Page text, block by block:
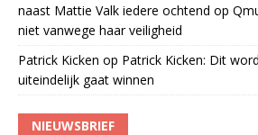
naast Mattie Valk iedere ochtend op
niet vanwege haar veiligheid
Patrick Kicken op Patrick Kicken: Dit
uiteindelijk gaat winnen
NIEUWSBRIEF